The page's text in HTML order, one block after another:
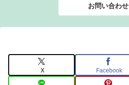
お問い合わせ
X Facebook